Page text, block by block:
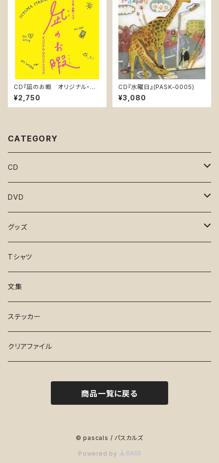
CD『凪のお暇 オリジナル・サ
ウンドトラック』(UZCL-2166)
¥2,750
CD『水曜日』(PASK-0005)
¥3,080
CATEGORY
CD
となりのマサラ
凪のお暇
日々、としつき
17才
ふらんす de でお～る
水曜日
DVD
１と２
さんぽ
グッズ
手ぬぐい
Tシャツ
ステッカー
Tシャツ
文集
ステッカー
クリアファイル
商品一覧に戻る
© pascals / パスカルズ
Powered by